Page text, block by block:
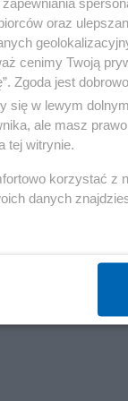
i przywilejów
spokojni: to
żądań i
jako
Europa
potworną
to
Tak
oraz
cenimy Twoją
Zgoda jest
się w lewym
ale masz
tej witrynie.
korzystać z
danych